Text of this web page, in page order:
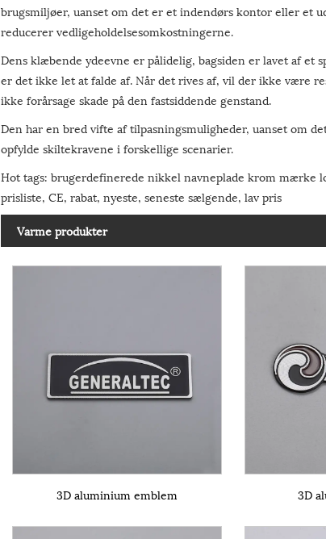
brugsmiljøer, uanset om det er et indendørs kontor eller et
reducerer vedligeholdelsesomkostningerne.
Dens klæbende ydeevne er pålidelig, bagsiden er lavet af
er det ikke let at falde af. Når det rives af, vil der ikke være
ikke forårsage skade på den fastsiddende genstand.
Den har en bred vifte af tilpasningsmuligheder, uanset om
opfylde skiltekravene i forskellige scenarier.
Hot tags: brugerdefinerede nikkel navneplade krom
prisliste, CE, rabat, nyeste, seneste sælgende, lav pris
Varme produkter
3D aluminium emblem 3D